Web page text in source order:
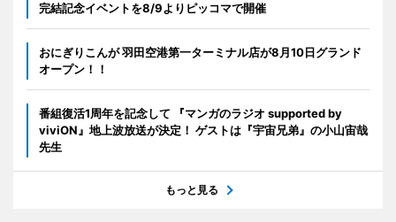
完結記念イベントを8/9よりピッコマで開催
おにぎりこんが 羽田空港第一ターミナル店が8月10日グランド
オープン！！
番組復活1周年を記念して 『マンガのラジオ supported by
viviON』地上波放送が決定！ ゲストは『宇宙兄弟』の小山宙哉
先生
もっと見る